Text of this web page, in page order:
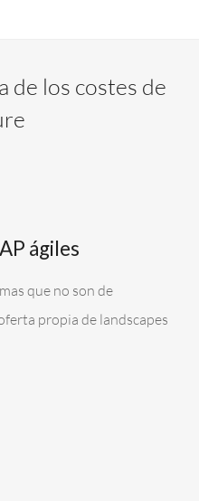
de los costes de
ágiles
que no son de
propia de landscapes